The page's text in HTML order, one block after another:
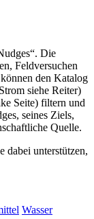
Die
Feldversuchen
den Katalog
siehe Reiter)
Seite) filtern und
seines Ziels,
Quelle.
dabei unterstützen,
Wasser